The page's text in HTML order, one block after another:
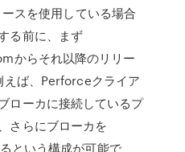
スを使用している場合
る前に、まず
らそれ以降のリリー
ば、Perforceクライア
ローカに接続しているプ
さらにブローカを
という構成が可能で